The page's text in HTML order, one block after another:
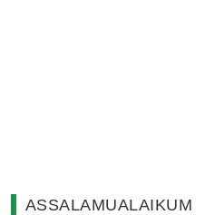
ASSALAMUALAIKUM